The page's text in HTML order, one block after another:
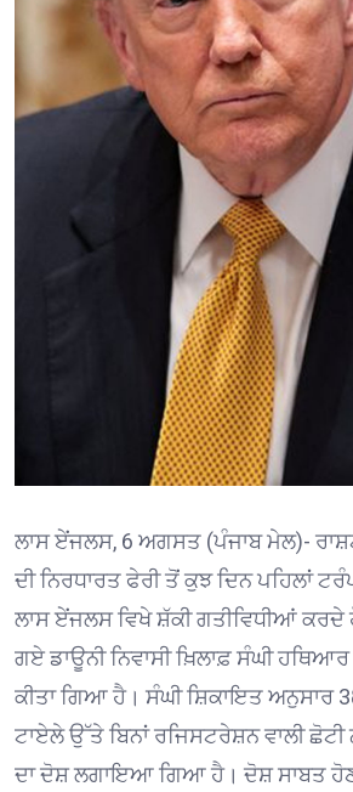
ਲਾਸ ਏਂਜਲਸ, 6 ਅਗਸਤ (ਪੰਜਾਬ ਮੇਲ)-
ਦੀ ਨਿਰਧਾਰਤ ਫੇਰੀ ਤੋਂ ਕੁਝ ਦਿਨ ਪਹਿਲਾਂ
ਲਾਸ ਏਂਜਲਸ ਵਿਖੇ ਸ਼ੱਕੀ ਗਤੀਵਿਧੀਆਂ ਕਰਦੇ
ਗਏ ਡਾਊਨੀ ਨਿਵਾਸੀ ਖ਼ਿਲਾਫ਼ ਸੰਘੀ
ਕੀਤਾ ਗਿਆ ਹੈ। ਸੰਘੀ ਸ਼ਿਕਾਇਤ ਅਨੁਸਾਰ
ਟਾਏਲੇ ਉੱਤੇ ਬਿਨਾਂ ਰਜਿਸਟਰੇਸ਼ਨ ਵਾਲੀ
ਦਾ ਦੋਸ਼ ਲਗਾਇਆ ਗਿਆ ਹੈ। ਦੋਸ਼ ਸਾਬਤ